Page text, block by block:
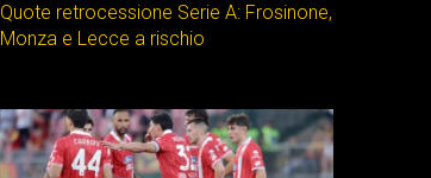
Quote retrocessione Serie A: Frosinone,
Monza e Lecce a rischio